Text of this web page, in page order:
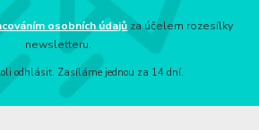
osobních údajů za účelem rozesílky
newsletteru.
odhlásit. Zasíláme jednou za 14 dní.